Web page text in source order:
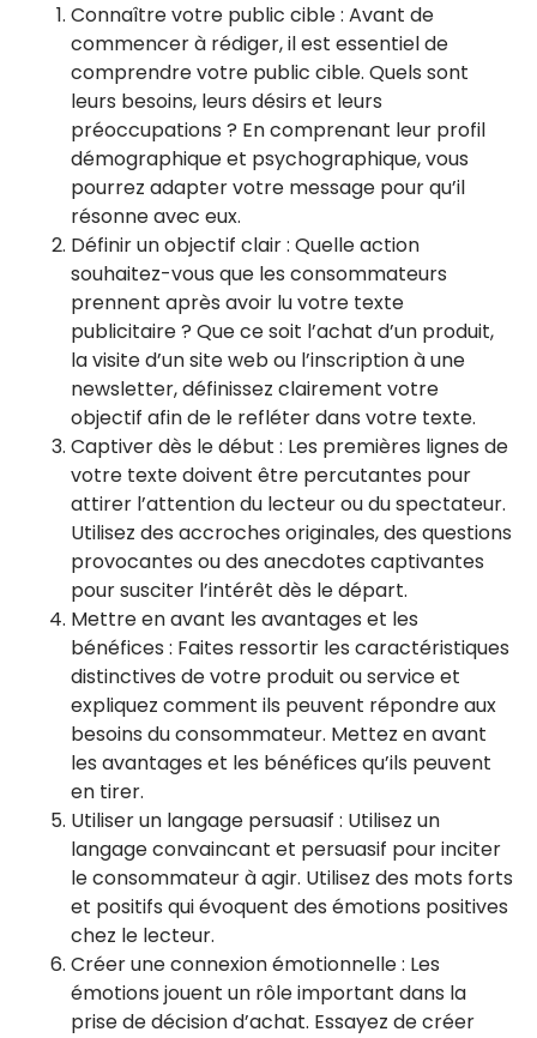
Connaître votre public cible : Avant de
commencer à rédiger, il est essentiel de
comprendre votre public cible. Quels sont
leurs besoins, leurs désirs et leurs
préoccupations ? En comprenant leur profil
démographique et psychographique, vous
pourrez adapter votre message pour qu’il
résonne avec eux.
Définir un objectif clair : Quelle action
souhaitez-vous que les consommateurs
prennent après avoir lu votre texte
publicitaire ? Que ce soit l’achat d’un produit,
la visite d’un site web ou l’inscription à une
newsletter, définissez clairement votre
objectif afin de le refléter dans votre texte.
Captiver dès le début : Les premières lignes de
votre texte doivent être percutantes pour
attirer l’attention du lecteur ou du spectateur.
Utilisez des accroches originales, des questions
provocantes ou des anecdotes captivantes
pour susciter l’intérêt dès le départ.
Mettre en avant les avantages et les
bénéfices : Faites ressortir les caractéristiques
distinctives de votre produit ou service et
expliquez comment ils peuvent répondre aux
besoins du consommateur. Mettez en avant
les avantages et les bénéfices qu’ils peuvent
en tirer.
Utiliser un langage persuasif : Utilisez un
langage convaincant et persuasif pour inciter
le consommateur à agir. Utilisez des mots forts
et positifs qui évoquent des émotions positives
chez le lecteur.
Créer une connexion émotionnelle : Les
émotions jouent un rôle important dans la
prise de décision d’achat. Essayez de créer